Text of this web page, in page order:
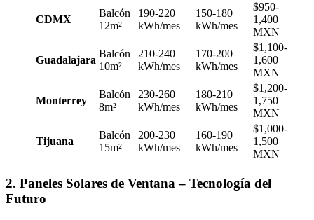
CDMX
Balcón
12m²
190-220
kWh/mes
150-180
kWh/mes
$950-
1,400
MXN
Guadalajara
Balcón
10m²
210-240
kWh/mes
170-200
kWh/mes
$1,100-
1,600
MXN
Monterrey
Balcón
8m²
230-260
kWh/mes
180-210
kWh/mes
$1,200-
1,750
MXN
Tijuana
Balcón
15m²
200-230
kWh/mes
160-190
kWh/mes
$1,000-
1,500
MXN
2. Paneles Solares de Ventana – Tecnología del
Futuro